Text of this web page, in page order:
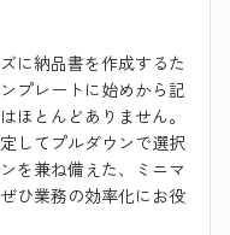
に納品書を作成するた
プレートに始めから記
ほとんどありません。
してプルダウンで選択
を兼ね備えた、ミニマ
ひ業務の効率化にお役